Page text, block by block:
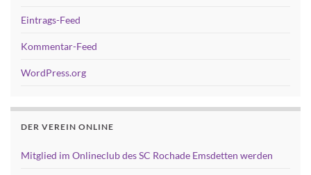
Eintrags-Feed
Kommentar-Feed
WordPress.org
DER VEREIN ONLINE
Mitglied im Onlineclub des SC Rochade Emsdetten werden